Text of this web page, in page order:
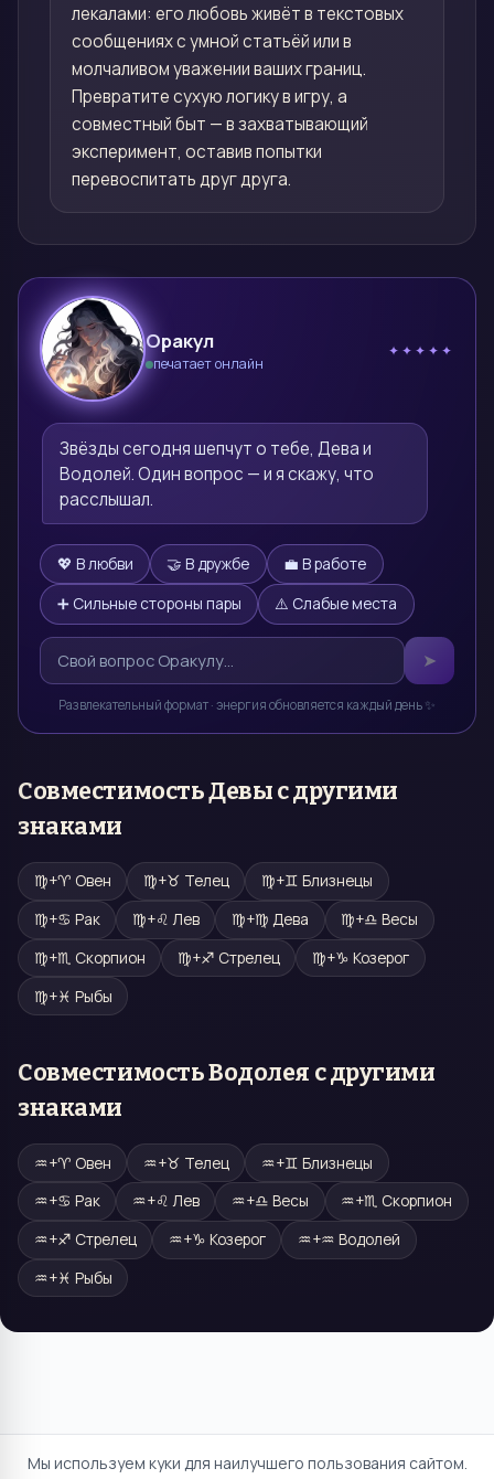
лекалами: его любовь живёт в текстовых
сообщениях с умной статьёй или в
молчаливом уважении ваших границ.
Превратите сухую логику в игру, а
совместный быт — в захватывающий
эксперимент, оставив попытки
перевоспитать друг друга.
🔮
Оракул
печатает онлайн
✦✦✦✦✦
Звёзды сегодня шепчут о тебе, Дева и
Водолей. Один вопрос — и я скажу, что
расслышал.
💖 В любви 🤝 В дружбе
💼 В работе
➕ Сильные стороны пары
⚠️ Слабые места
➤
Развлекательный формат · энергия обновляется каждый день ✨
СовместимостьДевыс другими
знаками
♍+♈ Овен ♍+♉ Телец ♍+♊ Близнецы
♍+♋ Рак ♍+♌ Лев ♍+♍ Дева ♍+♎ Весы
♍+♏ Скорпион ♍+♐ Стрелец ♍+♑ Козерог
♍+♓ Рыбы
СовместимостьВодолея с другими
знаками
♒+♈ Овен ♒+♉ Телец ♒+♊ Близнецы
♒+♋ Рак ♒+♌ Лев ♒+♎ Весы ♒+♏ Скорпион
♒+♐ Стрелец ♒+♑ Козерог ♒+♒ Водолей
♒+♓ Рыбы
Мы используем куки для наилучшего пользования сайтом.